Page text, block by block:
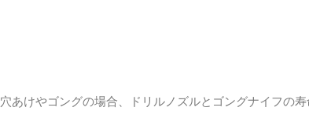
穴あけやゴングの場合、ドリルノズルとゴングナイフの寿